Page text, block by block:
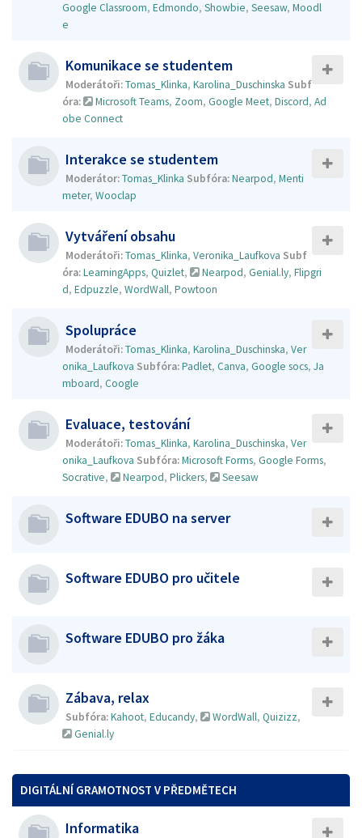
Google Classroom, Edmondo, Showbie, Seesaw, Moodl
e
Komunikace se studentem
Moderátoři:Tomas_Klinka, Karolina_Duschinska Subf
óra:
Microsoft Teams, Zoom, Google Meet, Discord, Ad
obe Connect
Interakce se studentem
Moderátor:Tomas_Klinka Subfóra:Nearpod, Menti
meter, Wooclap
Vytváření obsahu
Moderátoři:Tomas_Klinka, Veronika_Laufkova Subf
óra:LearningApps, Quizlet, Nearpod, Genial.ly, Flipgri
d, Edpuzzle, WordWall, Powtoon
Spolupráce
Moderátoři:Tomas_Klinka, Karolina_Duschinska, Ver
onika_Laufkova Subfóra:Padlet, Canva, Google socs, Ja
mboard, Coogle
Evaluace, testování
Moderátoři:Tomas_Klinka, Karolina_Duschinska, Ver
onika_Laufkova Subfóra:Microsoft Forms, Google Forms,
Socrative, Nearpod, Plickers, Seesaw
Software EDUBO na server
Software EDUBO pro učitele
Software EDUBO pro žáka
Zábava, relax
Subfóra:Kahoot, Educandy, WordWall, Quizizz,
Genial.ly
DIGITÁLNÍ GRAMOTNOST V PŘEDMĚTECH
Informatika